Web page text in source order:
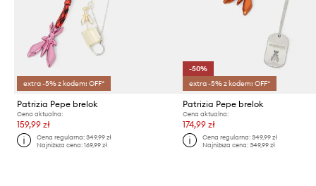
extra -5% z kodem: OFF*
Patrizia Pepe brelok
Cena aktualna:
159,99 zł
Cena regularna:349,99 zł
Najniższa cena:169,99 zł
-50%
extra -5% z kodem: OFF*
Patrizia Pepe brelok
Cena aktualna:
174,99 zł
Cena regularna: 349,99 zł
Najniższa cena: 349,99 zł